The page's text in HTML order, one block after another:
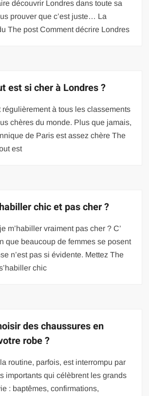
découvrir Londres dans toute sa
prouver que c’est juste… La
The post Comment décrire Londres
est si cher à Londres ?
régulièrement à tous les classements
chères du monde. Plus que jamais,
de Paris est assez chère The
est
chic et pas cher ?
m’habiller vraiment pas cher ? C’
que beaucoup de femmes se posent
n’est pas si évidente. Mettez The
chic
des chaussures en
robe ?
routine, parfois, est interrompu par
importants qui célèbrent les grands
: baptêmes, confirmations,